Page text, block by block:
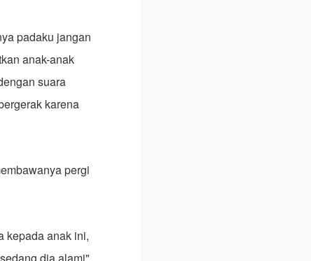
padaku jangan
anak-anak
suara
karena
pergi
kepada anak ini,